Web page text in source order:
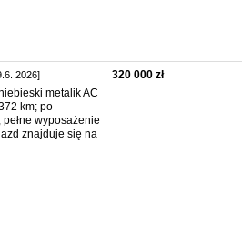
2026]
metalik AC
km; po
pełne wyposażenie
znajduje się na
320 000 zł